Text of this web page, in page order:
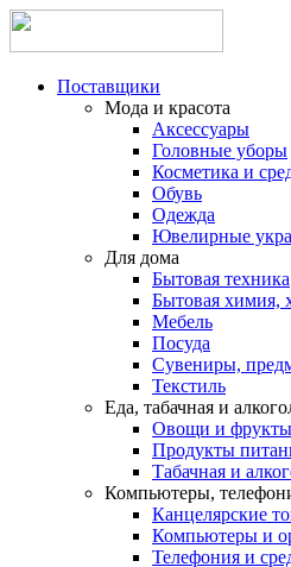
Поставщики
Мода и красота
Аксессуары
Головные уборы
Косметика и
Обувь
Одежда
Ювелирные
Для дома
Бытовая техника
Бытовая химия,
Мебель
Посуда
Сувениры,
Текстиль
Еда, табачная и
Овощи и фрукты
Продукты
Табачная и
Компьютеры,
Канцелярские
Компьютеры и
Телефония и